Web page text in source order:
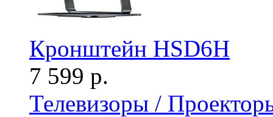
Кронштейн HSD6H
7 599 р.
Телевизоры /